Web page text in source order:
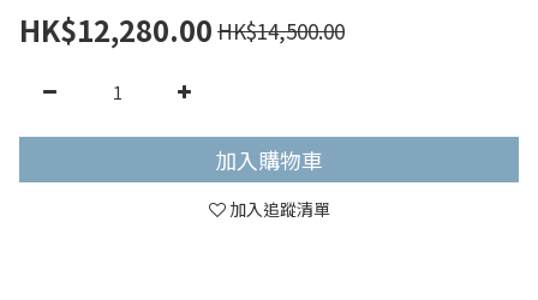
HK$12,280.00 HK$14,500.00
加入購物車
加入追蹤清單